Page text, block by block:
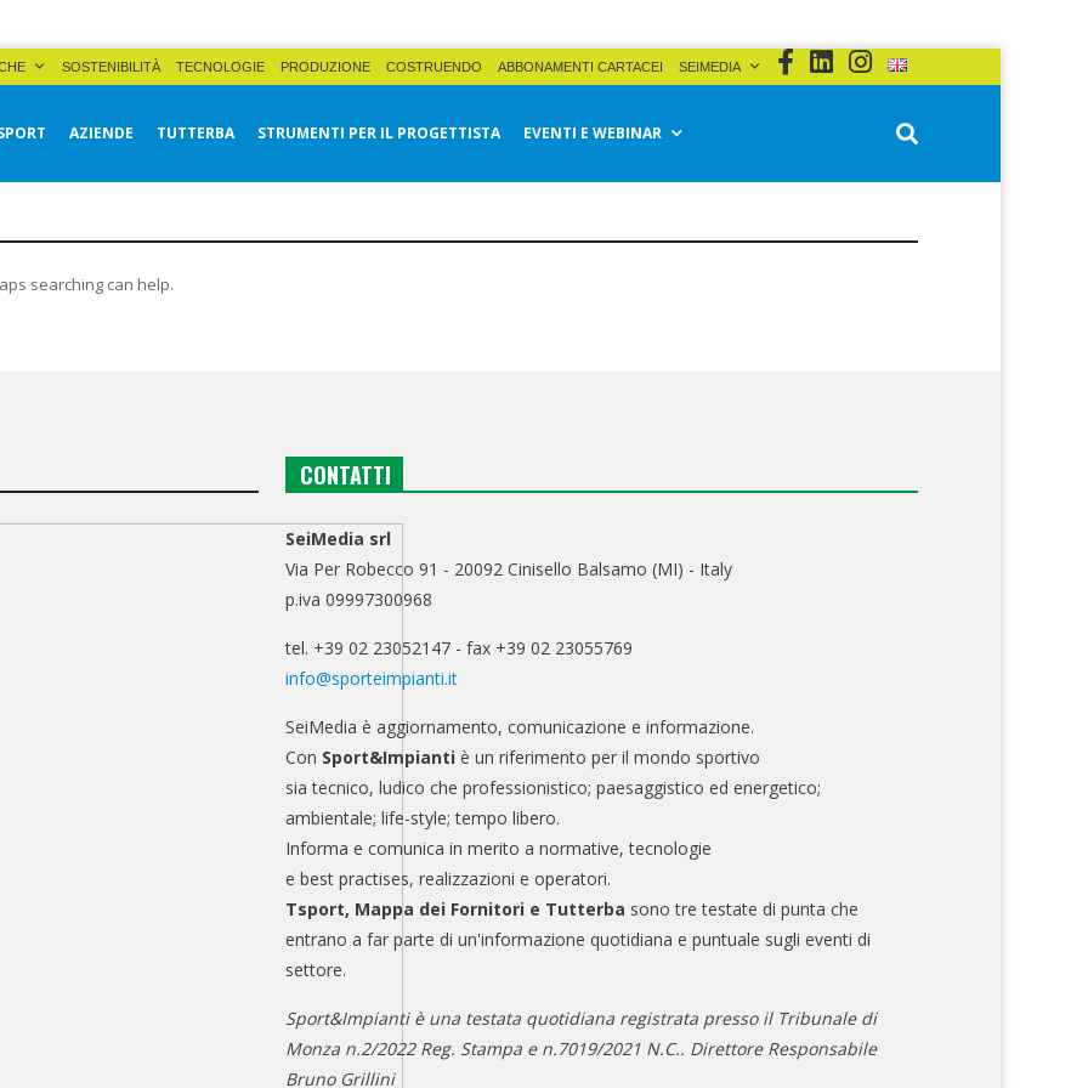
SOSTENIBILITÀ TECNOLOGIE PRODUZIONE COSTRUENDO ABBONAMENTI CARTACEI SEIMEDIA
AZIENDE TUTTERBA STRUMENTI PER IL PROGETTISTA EVENTI E WEBINAR
searching can help.
CONTATTI
SeiMedia srl
Via Per Robecco 91 - 20092 Cinisello Balsamo (MI) - Italy
p.iva 09997300968
tel. +39 02 23052147 - fax +39 02 23055769
info@sporteimpianti.it
SeiMedia è aggiornamento, comunicazione e informazione.
Con Sport&Impianti è un riferimento per il mondo sportivo
sia tecnico, ludico che professionistico; paesaggistico ed energetico;
ambientale; life-style; tempo libero.
Informa e comunica in merito a normative, tecnologie
e best practises, realizzazioni e operatori.
Tsport, Mappa dei Fornitori e Tutterba sono tre testate di punta che
entrano a far parte di un'informazione quotidiana e puntuale sugli eventi di
settore.
Sport&Impianti è una testata quotidiana registrata presso il Tribunale di
Monza n.2/2022 Reg. Stampa e n.7019/2021 N.C.. Direttore Responsabile
Bruno Grillini